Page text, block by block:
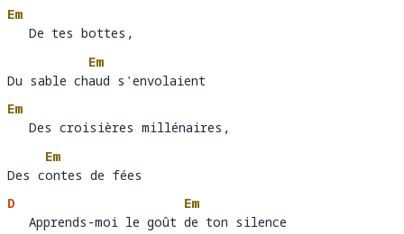
Em
   De tes bottes,
Du sable ch
Em
au
Du sable chaud s'envolaient
Em
   Des croisières millénaires,
Des c
Em
on
Des contes de fées
D
   Apprends-moi le goût
Em
de
   Apprends-moi le goût de ton silence